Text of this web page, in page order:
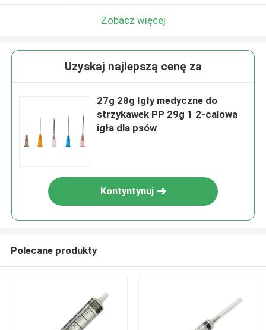
Zobacz więcej
Uzyskaj najlepszą cenę za
27g 28g Igły medyczne do
strzykawek PP 29g 1 2-calowa
igła dla psów
Kontyntynuj
Polecane produkty